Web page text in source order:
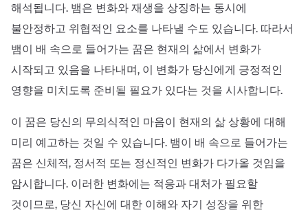
해석됩니다. 뱀은 변화와 재생을 상징하는 동시에
불안정하고 위협적인 요소를 나타낼 수도 있습니다. 따라서
뱀이 배 속으로 들어가는 꿈은 현재의 삶에서 변화가
시작되고 있음을 나타내며, 이 변화가 당신에게 긍정적인
영향을 미치도록 준비될 필요가 있다는 것을 시사합니다.
이 꿈은 당신의 무의식적인 마음이 현재의 삶 상황에 대해
미리 예고하는 것일 수 있습니다. 뱀이 배 속으로 들어가는
꿈은 신체적, 정서적 또는 정신적인 변화가 다가올 것임을
암시합니다. 이러한 변화에는 적응과 대처가 필요할
것이므로, 당신 자신에 대한 이해와 자기 성장을 위한